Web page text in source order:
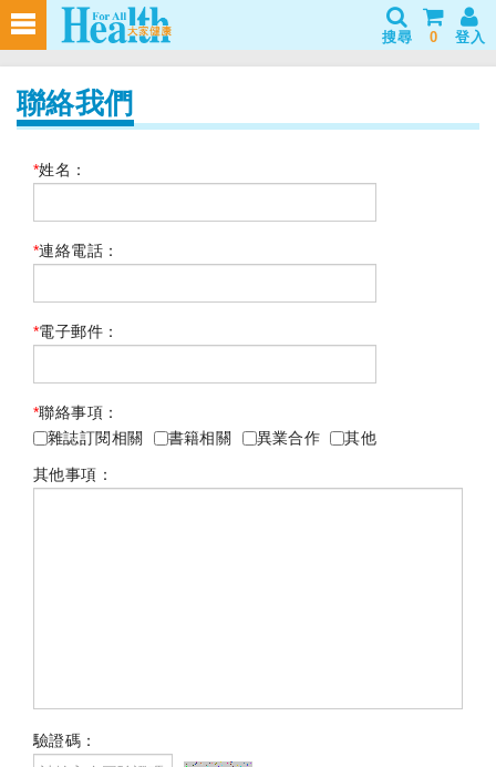
搜尋 0 登入
聯絡我們
*姓名：
*連絡電話：
*電子郵件：
*聯絡事項：
雜誌訂閱相關
書籍相關 異業合作 其他
其他事項：
驗證碼：